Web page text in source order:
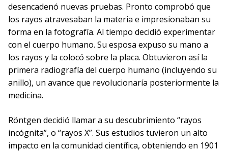
desencadenó nuevas pruebas. Pronto comprobó que
los rayos atravesaban la materia e impresionaban su
forma en la fotografía. Al tiempo decidió experimentar
con el cuerpo humano. Su esposa expuso su mano a
los rayos y la colocó sobre la placa. Obtuvieron así la
primera radiografía del cuerpo humano (incluyendo su
anillo), un avance que revolucionaría posteriormente la
medicina.
Röntgen decidió llamar a su descubrimiento “rayos
incógnita”, o “rayos X”. Sus estudios tuvieron un alto
impacto en la comunidad científica, obteniendo en 1901